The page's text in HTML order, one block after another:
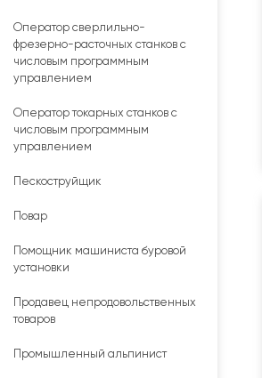
Оператор сверлильно-
фрезерно-расточных станков с
числовым программным
управлением
Оператор токарных станков с
числовым программным
управлением
Пескоструйщик
Повар
Помощник машиниста буровой
установки
Продавец непродовольственных
товаров
Промышленный альпинист